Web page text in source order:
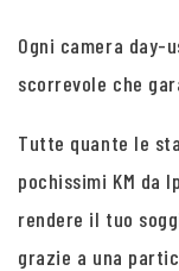
Ogni camera day-
scorrevole che
Tutte quante le
pochissimi KM da
rendere il tuo
grazie a una